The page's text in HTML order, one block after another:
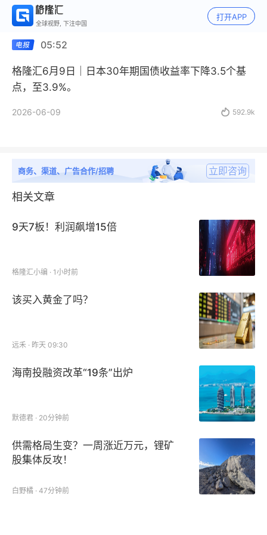
全球视野, 下注中国
打开APP
05:52
格隆汇6月9日｜日本30年期国债收益率下降3.5个基
点，至3.9%。
2026-06-09  592.9k
商务、渠道、广告合作/招聘 立即咨询
相关文章
9天7板！利润飙增15倍
格隆汇小编 · 1小时前
该买入黄金了吗？
远禾 · 昨天 09:30
海南投融资改革“19条”出炉
默德君 · 20分钟前
供需格局生变？一周涨近万元，锂矿
股集体反攻！
白野橘 · 47分钟前